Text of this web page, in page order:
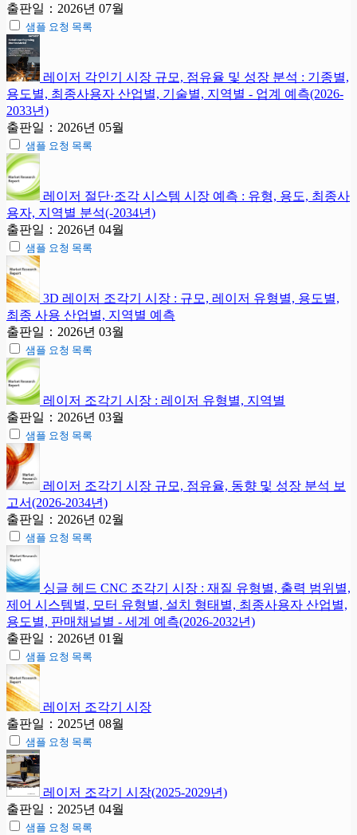
출판일：2026년 07월
샘플 요청 목록
레이저 각인기 시장 규모, 점유율 및 성장 분석 : 기종별,
용도별, 최종사용자 산업별, 기술별, 지역별 - 업계 예측(2026-
2033년)
출판일：2026년 05월
샘플 요청 목록
레이저 절단·조각 시스템 시장 예측 : 유형, 용도, 최종사
용자, 지역별 분석(-2034년)
출판일：2026년 04월
샘플 요청 목록
3D 레이저 조각기 시장 : 규모, 레이저 유형별, 용도별,
최종 사용 산업별, 지역별 예측
출판일：2026년 03월
샘플 요청 목록
레이저 조각기 시장 : 레이저 유형별, 지역별
출판일：2026년 03월
샘플 요청 목록
레이저 조각기 시장 규모, 점유율, 동향 및 성장 분석 보
고서(2026-2034년)
출판일：2026년 02월
샘플 요청 목록
싱글 헤드 CNC 조각기 시장 : 재질 유형별, 출력 범위별,
제어 시스템별, 모터 유형별, 설치 형태별, 최종사용자 산업별,
용도별, 판매채널별 - 세계 예측(2026-2032년)
출판일：2026년 01월
샘플 요청 목록
레이저 조각기 시장
출판일：2025년 08월
샘플 요청 목록
레이저 조각기 시장(2025-2029년)
출판일：2025년 04월
샘플 요청 목록